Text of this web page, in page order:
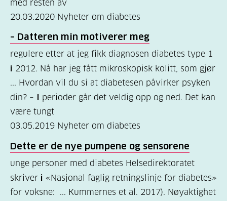
Diabetes
2
(17)
Hva
er
diabetes?
(7)
Bli
medlem
(1)
med resten av
20.03.2020 Nyheter om diabetes
– Datteren min motiverer meg
regulere etter at jeg fikk diagnosen diabetes type 1
i 2012. Nå har jeg fått mikroskopisk kolitt, som gjør
... Hvordan vil du si at diabetesen påvirker psyken
din? –
perioder går det veldig opp og ned. Det kan
være tungt
03.05.2019 Nyheter om diabetes
Dette er de nye pumpene og sensorene
unge personer med diabetes Helsedirektoratet
skriver i «Nasjonal faglig retningslinje for diabetes»
for voksne: ... Kummernes et al. 2017). Nøyaktighet